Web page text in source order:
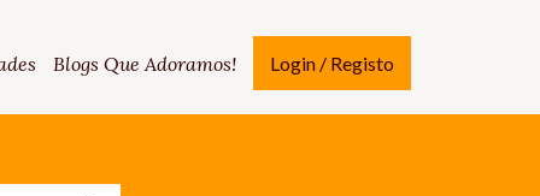
Blogs Que Adoramos! Login / Registo